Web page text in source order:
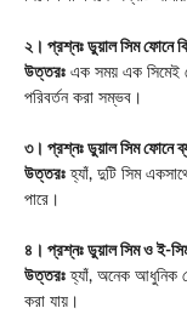
২। প্রশ্নঃ ডুয়াল সিম ফোনে কি
উত্তরঃ এক সময় এক সিমেই
পরিবর্তন করা সম্ভব।
৩। প্রশ্নঃ ডুয়াল সিম ফোনে
উত্তরঃ হ্যাঁ, দুটি সিম
পারে।
৪। প্রশ্নঃ ডুয়াল সিম ও ই-
উত্তরঃ হ্যাঁ, অনেক আধুনিক
করা যায়।